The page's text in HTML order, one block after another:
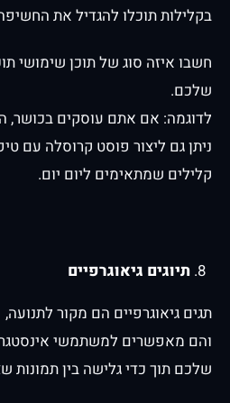
בקלילות תוכלו להגדיל את
חשבו איזה סוג של תוכן שימושי
שלכם.
לדוגמה: אם אתם עוסקים בכושר,
ניתן גם ליצור פוסט קרוסלה עם
קלילים שמתאימים ליום יום.
תיוגים גיאוגרפיים
תגים גיאוגרפיים הם מקור לתנועה,
והם מאפשרים למשתמשי
שלכם תוך כדי גלישה בין תמונות